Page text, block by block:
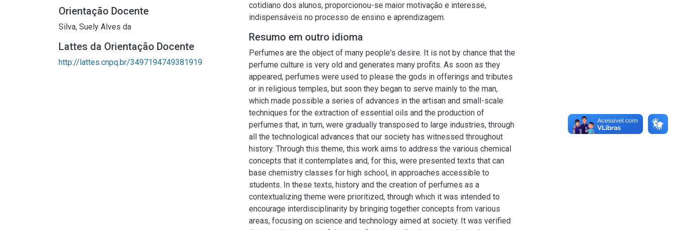
Orientação Docente
Silva, Suely Alves da
Lattes da Orientação Docente
http://lattes.cnpq.br/3497194749381919
cotidiano dos alunos, proporcionou-se maior motivação e interesse,
indispensáveis no processo de ensino e aprendizagem.
Resumo em outro idioma
Perfumes are the object of many people's desire. It is not by chance that the
perfume culture is very old and generates many profits. As soon as they
appeared, perfumes were used to please the gods in offerings and tributes
or in religious temples, but soon they began to serve mainly to the man,
which made possible a series of advances in the artisan and small-scale
techniques for the extraction of essential oils and the production of
perfumes that, in turn, were gradually transposed to large industries, through
all the technological advances that our society has witnessed throughout
history. Through this theme, this work aims to address the various chemical
concepts that it contemplates and, for this, were presented texts that can
base chemistry classes for high school, in approaches accessible to
students. In these texts, history and the creation of perfumes as a
contextualizing theme were prioritized, through which it was intended to
encourage interdisciplinarity by bringing together concepts from various
areas, focusing on science and technology aimed at society. It was verified